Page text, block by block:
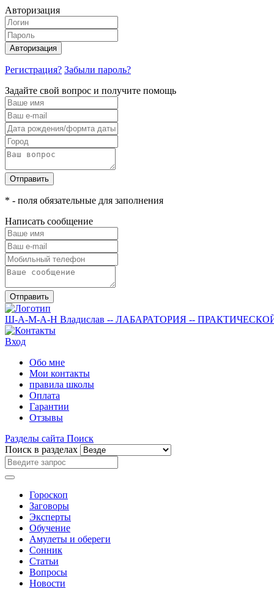
Авторизация
Авторизация
Регистрация? Забыли пароль?
Задайте свой вопрос и получите помощь
Отправить
* - поля обязательные для заполнения
Написать сообщение
Отправить
Ш-А-М-А-Н Владислав -- ЛАБАРАТОРИЯ --
Вход
Обо мне
Мои контакты
правила школы
Оплата
Гарантии
Отзывы
Разделы сайта Поиск
Поиск в разделах
Гороскоп
Заговоры
Эксперты
Обучение
Амулеты и обереги
Сонник
Статьи
Вопросы
Новости